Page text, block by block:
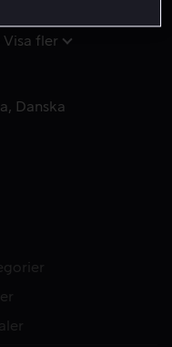
Visa fler
Danska